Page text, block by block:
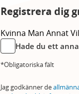
Registrera dig
Kvinna Man Annat
Hade du ett
*Obligatoriska fält
Jag godkänner de